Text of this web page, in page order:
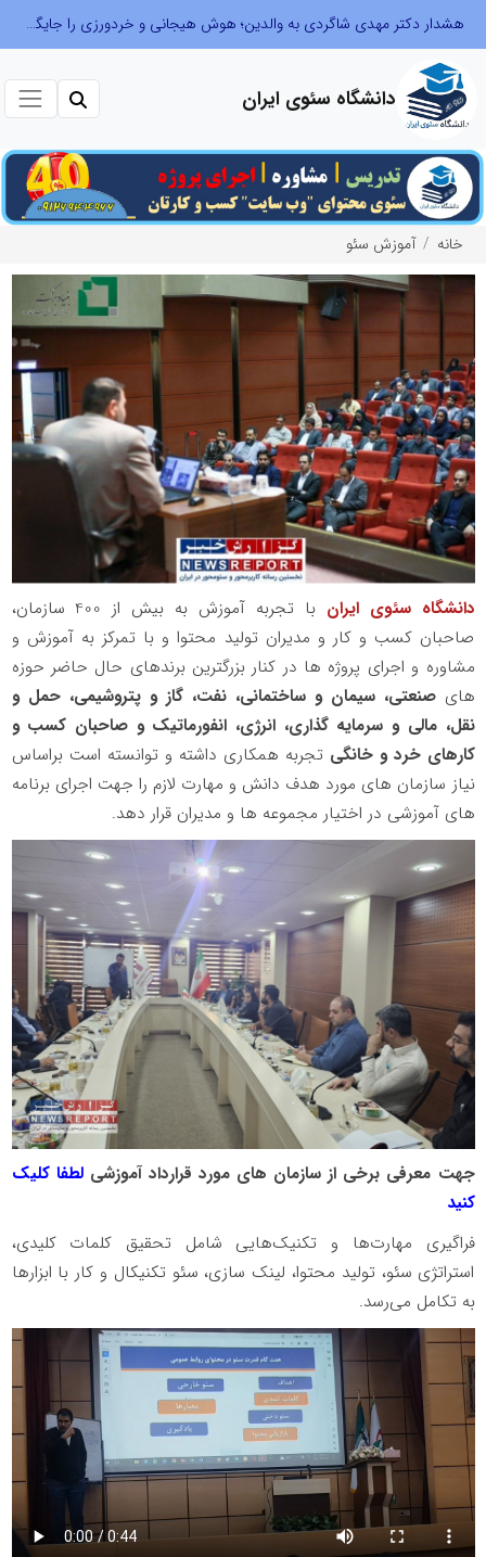
هشدار دکتر مهدی شاگردی به والدین؛ هوش هیجانی و خردورزی را جایگزین نمره‌محوری کنید
دانشگاه سئوی ایران
خانه آموزش سئو
دانشگاه سئوی ایران
با تجربه آموزش به بیش از 400 سازمان،
صاحبان کسب و کار و مدیران تولید محتوا و با تمرکز به آموزش و
مشاوره و اجرای پروژه ها در کنار بزرگترین برندهای حال حاضر حوزه
هایصنعتی، سیمان و ساختمانی، نفت، گاز و پتروشیمی، حمل و
نقل، مالی و سرمایه گذاری، انرژی، انفورماتیک و صاحبان کسب و
کارهای خرد و خانگی تجربه همکاری داشته و توانسته است براساس
نیاز سازمان های مورد هدف دانش و مهارت لازم را جهت اجرای برنامه
های آموزشی در اختیار مجموعه ها و مدیران قرار دهد.
جهت معرفی برخی از سازمان های مورد قرارداد آموزشی لطفا کلیک
کنید
فراگیری مهارت‌ها و تکنیک‌هایی شامل تحقیق کلمات کلیدی،
استراتژی سئو، تولید محتوا، لینک سازی، سئو تکنیکال و کار با ابزارها
به تکامل می‌رسد.